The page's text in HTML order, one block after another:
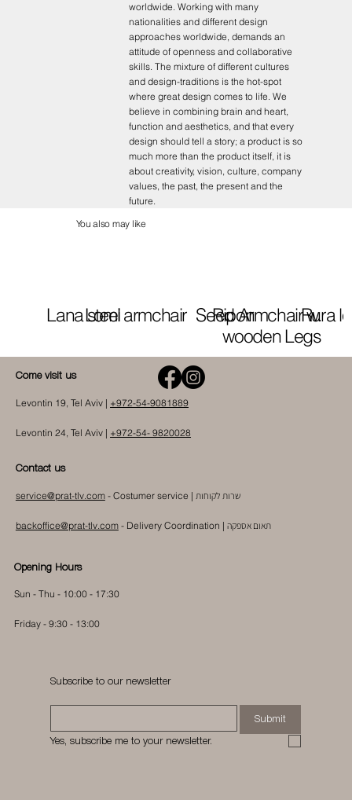
worldwide. Working with many
nationalities and different design
approaches worldwide, demands an
attitude of openness and collaborative
skills. The mixture of different cultures
and design-traditions is the hot-spot
where great design comes to life. We
believe in combining brain and heart,
function and aesthetics, and that every
design should tell a story; a product is so
much more than the product itself, it is
about creativity, vision, culture, company
values, the past, the present and the
future.
Lana steelLomi armchair Ripon
Seed Armchair w.
wooden Legs
Rura
You also may like
Come visit us
Levontin 19, Tel Aviv | +972-54-9081889
Levontin 24, Tel Aviv | +972-54- 9820028
Contact us
service@prat-tlv.com- Costumer service | שרות לקוחות
backoffice@prat-tlv.com- Delivery Coordination | תאום אספקה
Subscribe to our newsletter
Submit
Yes, subscribe me to your newsletter.
Opening Hours
Sun - Thu - 10:00 - 17:30
Friday - 9:30 - 13:00